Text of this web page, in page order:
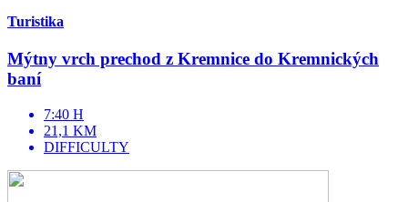
Turistika
Mýtny vrch prechod z Kremnice do Kremnických
baní
7:40 H
21,1 KM
DIFFICULTY